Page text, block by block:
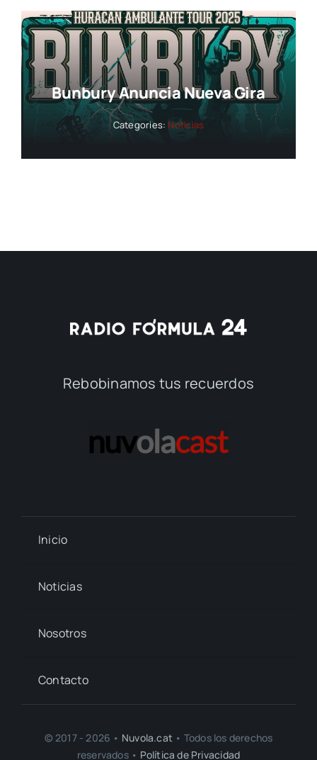
Bunbury Anuncia Nueva Gira
Categories: Noticias
Rebobinamos tus recuerdos
Inicio
Noticias
Nosotros
Contacto
© 2017 - 2026 • Nuvola.cat • Todos los derechos
reservados • Política de Privacidad